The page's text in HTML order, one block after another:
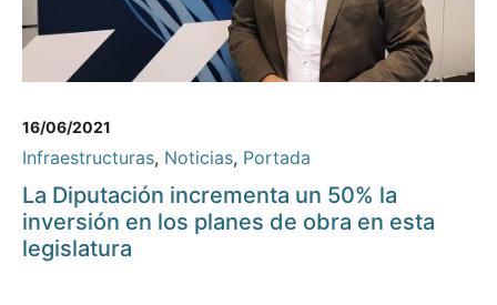
16/06/2021
Infraestructuras, Noticias, Portada
La Diputación incrementa un 50% la
inversión en los planes de obra en esta
legislatura